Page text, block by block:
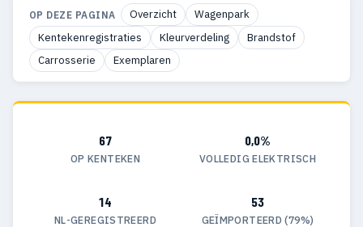
OP DEZE PAGINA Overzicht
Wagenpark
Kentekenregistraties
Kleurverdeling
Brandstof
Carrosserie
Exemplaren
67
OP KENTEKEN
0,0%
VOLLEDIG ELEKTRISCH
14
NL-GEREGISTREERD
53
GEÏMPORTEERD (79%)